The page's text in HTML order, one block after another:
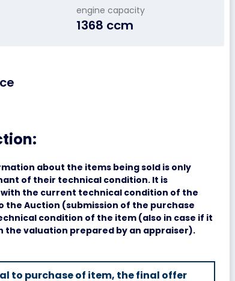
engine capacity
1368 ccm
about the items being sold is only
of their technical condition. It is
the current technical condition of the
the Auction (submission of the purchase
condition of the item (also in case if it
valuation prepared by an appraiser).
to purchase of item, the final offer